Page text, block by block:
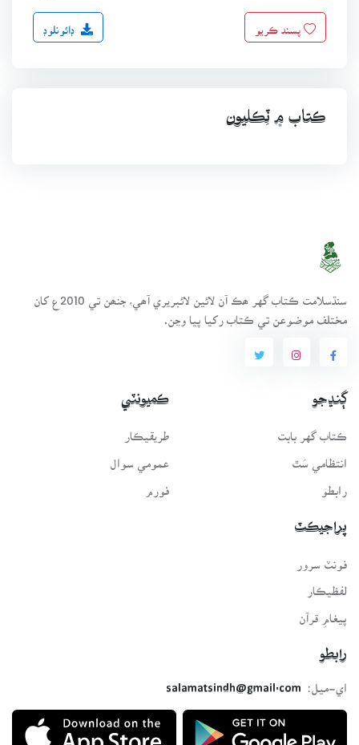
پسند ڪريو ڊائونلوڊ
ڪتاب ۾ ٽِڪليون
سنڌسلامت ڪتاب گهر ھڪ آن لائين لائبريري آھي، جنھن تي 2010ع کان
مختلف موضوعن تي ڪتاب رکيا پيا وڃن.
ڳنڍجو
ڪتاب گهر بابت
انتظامي سَٿ
رابطو
ڪميونٽي
طريقيڪار
عمومي سوال
پراجيڪٽ
فونٽ سرور
لفظيڪار
پيغامِ قرآن
رابطو
اي-ميل:
salamatsindh@gmail.com